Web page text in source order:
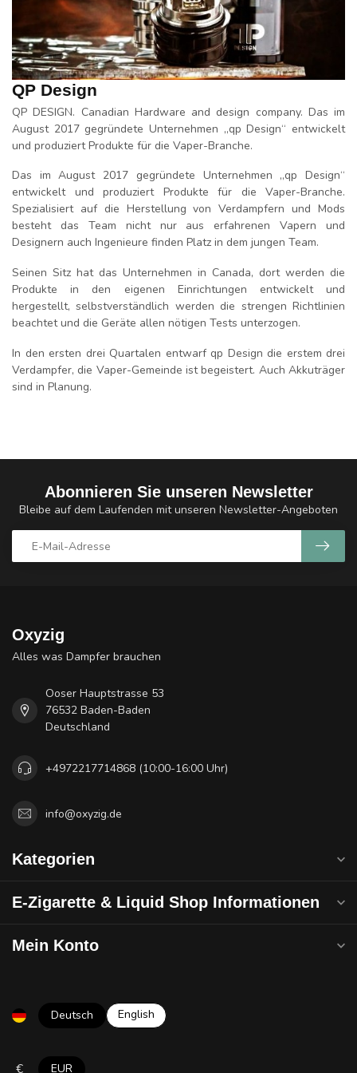
QP Design
QP DESIGN. Canadian Hardware and design company. Das im
August 2017 gegründete Unternehmen „qp Design“ entwickelt
und produziert Produkte für die Vaper-Branche.
Das im August 2017 gegründete Unternehmen „qp Design“
entwickelt und produziert Produkte für die Vaper-Branche.
Spezialisiert auf die Herstellung von Verdampfern und Mods
besteht das Team nicht nur aus erfahrenen Vapern und
Designern auch Ingenieure finden Platz in dem jungen Team.
Seinen Sitz hat das Unternehmen in Canada, dort werden die
Produkte in den eigenen Einrichtungen entwickelt und
hergestellt, selbstverständlich werden die strengen Richtlinien
beachtet und die Geräte allen nötigen Tests unterzogen.
In den ersten drei Quartalen entwarf qp Design die erstem drei
Verdampfer, die Vaper-Gemeinde ist begeistert. Auch Akkuträger
sind in Planung.
Abonnieren Sie unseren Newsletter
Bleibe auf dem Laufenden mit unseren Newsletter-Angeboten
Oxyzig
Alles was Dampfer brauchen
Ooser Hauptstrasse 53
76532 Baden-Baden
Deutschland
+4972217714868 (10:00-16:00 Uhr)
info@oxyzig.de
Kategorien
E-Zigarette & Liquid Shop Informationen
Mein Konto
Deutsch English
€ EUR